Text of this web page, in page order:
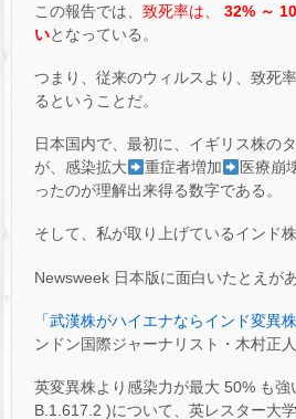
この報告では、 致死率は、
32% ～
いとなっている。
つまり、従来のウィルスより、致死
るということだ。
日本国内で、最初に、イギリス株の
が、感染拡大
重症者増加 医療崩
ったのが理解出来得る数字である。
そして、私が取り上げているインド株
Newsweek 日本版に面白いたとえが
「武漢株がハイエナならインド変異
ンドン国際ジャーナリスト・木村正
英変異株より感染力が最大 50% も強
B.1.617.2 )について、英レスター大